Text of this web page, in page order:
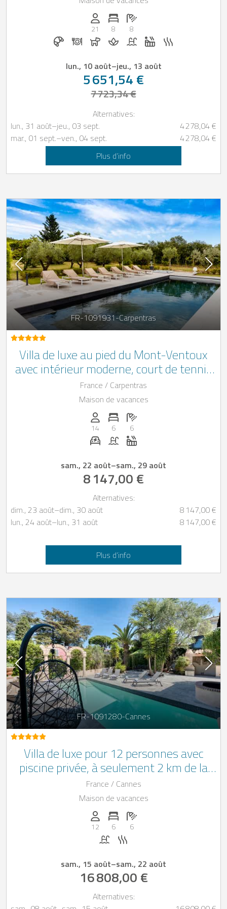
Personnes (max): 21
21
Nombre de chambres: 8
8
Nombre de salles de bain: 8
8
Petit-déjeuner sur demande
Dîner sur demande
Chiens autorisés
Massage sur demande
Piscine Jacuzzi
lun., 10 août–jeu., 13 août
5 651,54 €
7 723,34 €
Alternatives:
lun., 31 août–jeu., 03 sept.
4 278,04 €
mar., 01 sept.–ven., 04 sept.
4 278,04 €
Plus d’info
FR-1091931-Carpentras
Villa de luxe au pied du Mont-Ventoux
avec intérieur moderne, court de tennis
et piscine
France / Carpentras
Maison de vacances
Personnes (max): 14
14
Nombre de chambres: 6
6
Nombre de salles de bain: 6
6
Station de recharge pour voiture
Piscine
sam., 22 août–sam., 29 août
8 147,00 €
Alternatives:
dim., 23 août–dim., 30 août
8 147,00 €
lun., 24 août–lun., 31 août 8 147,00 €
Plus d’info
FR-1091280-Cannes
Villa de luxe pour 12 personnes avec
piscine privée, à seulement 2 km de la
plage et de la mer à Cannes
France / Cannes
Maison de vacances
Personnes (max): 12
12
Nombre de chambres: 6
6
Nombre de salles de bain: 6
6
Piscine
sam., 15 août–sam., 22 août
16 808,00 €
Alternatives: